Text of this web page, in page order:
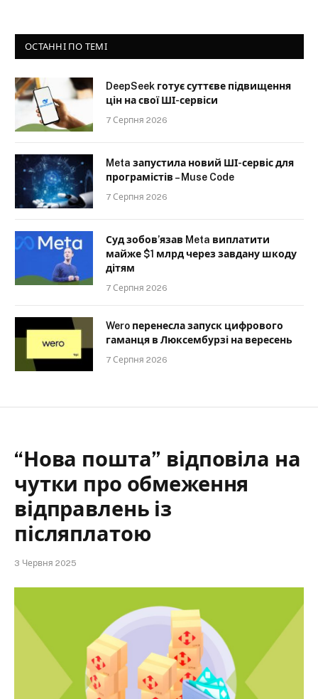
ОСТАННІ ПО ТЕМІ
DeepSeek готує суттєве підвищення
цін на свої ШІ-сервіси
7 Серпня 2026
Meta запустила новий ШІ-сервіс для
програмістів – Muse Code
7 Серпня 2026
Суд зобов’язав Meta виплатити
майже $1 млрд через завдану шкоду
дітям
7 Серпня 2026
Wero перенесла запуск цифрового
гаманця в Люксембурзі на вересень
7 Серпня 2026
“Нова пошта” відповіла на
чутки про обмеження
відправлень із
післяплатою
3 Червня 2025